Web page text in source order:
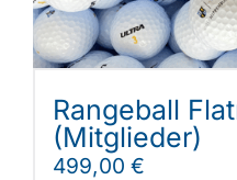
Rangeball
(Mitglieder)
499,00 €